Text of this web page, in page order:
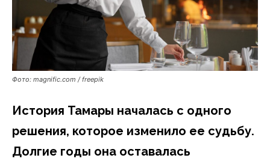
Фото: magnific.com / freepik
История Тамары началась с одного
решения, которое изменило ее судьбу.
Долгие годы она оставалась